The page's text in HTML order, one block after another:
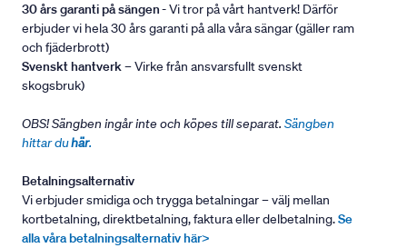
30 års garanti på sängen- Vi tror på vårt hantverk! Därför
erbjuder vi hela 30 års garanti på alla våra sängar (gäller ram
och fjäderbrott)
Svenskt hantverk– Virke från ansvarsfullt svenskt
skogsbruk)
OBS! Sängben ingår inte och köpes till separat. Sängben
hittar duhär.
Betalningsalternativ
Vi erbjuder smidiga och trygga betalningar – välj mellan
kortbetalning, direktbetalning, faktura eller delbetalning.Se
alla våra betalningsalternativ här>